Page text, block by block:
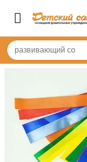
Главная / КОСТЮМЫ